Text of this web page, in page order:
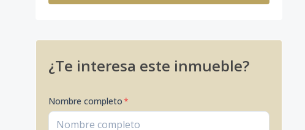
¿Te interesa este inmueble?
Nombre completo*